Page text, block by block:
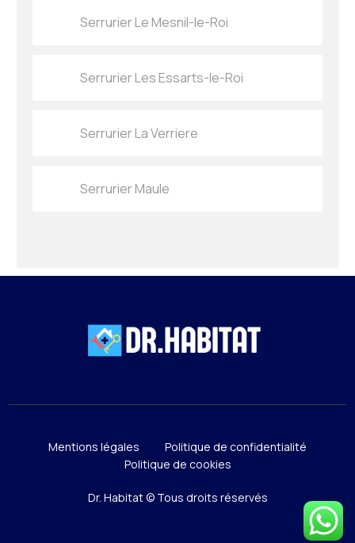
Serrurier Le Mesnil-le-Roi
Serrurier Les Essarts-le-Roi
Serrurier La Verriere
Serrurier Maule
Dr. Habitat © Tous droits réservés
Mentions légales
Politique de confidentialité
Politique de cookies